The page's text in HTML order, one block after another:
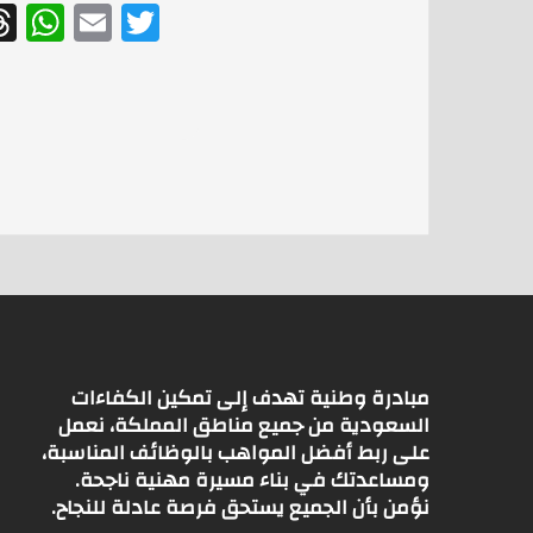
T
E
W
مبادرة وطنية تهدف إلى تمكين الكفاءات
السعودية من جميع مناطق المملكة، نعمل
على ربط أفضل المواهب بالوظائف المناسبة،
ومساعدتك في بناء مسيرة مهنية ناجحة.
نؤمن بأن الجميع يستحق فرصة عادلة للنجاح.